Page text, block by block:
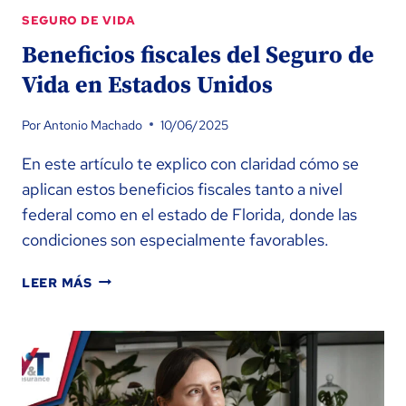
SEGURO DE VIDA
Beneficios fiscales del Seguro de
Vida en Estados Unidos
PorAntonio Machado 10/06/2025
En este artículo te explico con claridad cómo se
aplican estos beneficios fiscales tanto a nivel
federal como en el estado de Florida, donde las
condiciones son especialmente favorables.
LEER MÁSBENEFICIOS
SEGURO
DE
VIDA